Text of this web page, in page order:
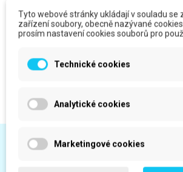
Široká nabídka
čisticích produktů
Jak můžeme
Tyto webové stránky ukládají v souladu se
zařízení soubory, obecně nazývané
prosím nastavení cookies souborů pro
Technické cookies
Analytické cookies
Marketingové cookies